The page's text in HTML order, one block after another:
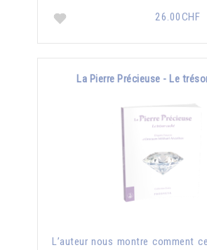
26.00CHF
La Pierre Précieuse - Le
L’auteur nous montre comment